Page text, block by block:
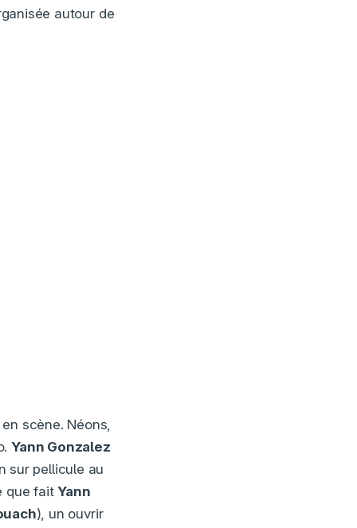
autour de
scène. Néons,
Yann Gonzalez
sur pellicule au
que faitYann
), un ouvrir